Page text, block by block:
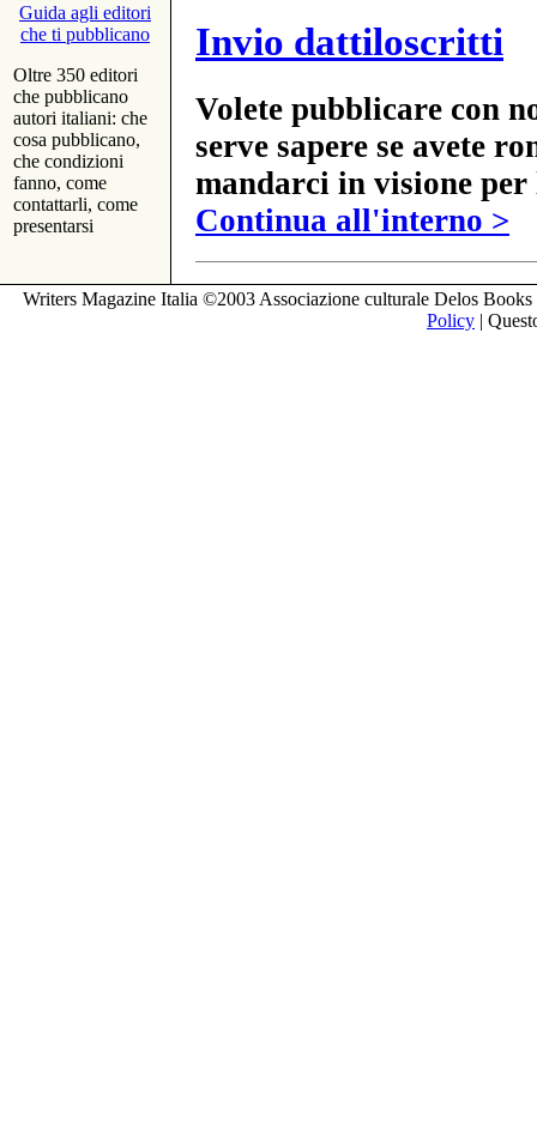
Guida agli editori
che ti pubblicano
Oltre 350 editori
che pubblicano
autori italiani: che
cosa pubblicano,
che condizioni
fanno, come
contattarli, come
presentarsi
Invio dattiloscritti
Volete pubblicare con
serve sapere se avete
mandarci in visione
Continua all'interno >
Writers Magazine Italia ©2003 Associazione culturale Delos
Policy |